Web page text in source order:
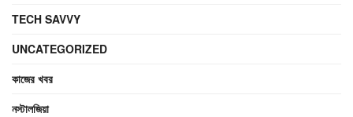
TECH SAVVY
UNCATEGORIZED
কাজের খবর
নস্টালজিয়া